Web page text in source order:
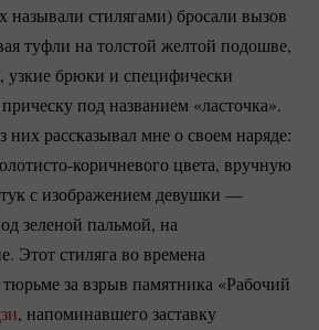
называли стилягами) бросали вызов
туфли на толстой желтой подошве,
узкие брюки и специфически
под названием «ласточка».
них рассказывал мне о своем наряде:
коричневогоцвета, вручную
с изображением девушки —
зеленой пальмой, на
Этот стиляга во времена
за взрыв памятника «Рабочий
, напоминавшего заставку